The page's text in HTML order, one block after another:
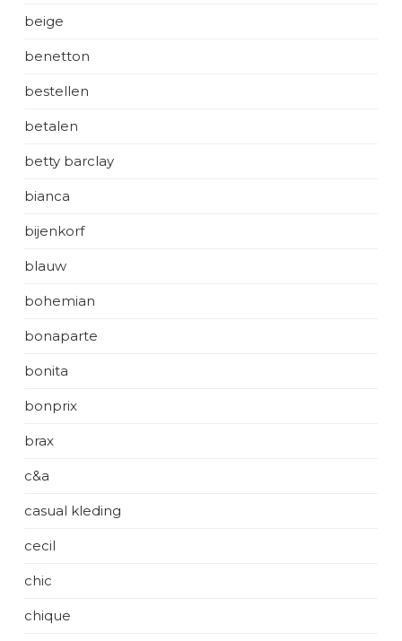
beige
benetton
bestellen
betalen
betty barclay
bianca
bijenkorf
blauw
bohemian
bonaparte
bonita
bonprix
brax
c&a
casual kleding
cecil
chic
chique